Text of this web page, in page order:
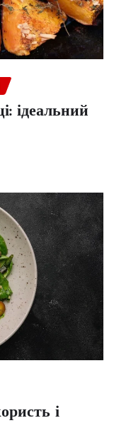
ідеальний
і